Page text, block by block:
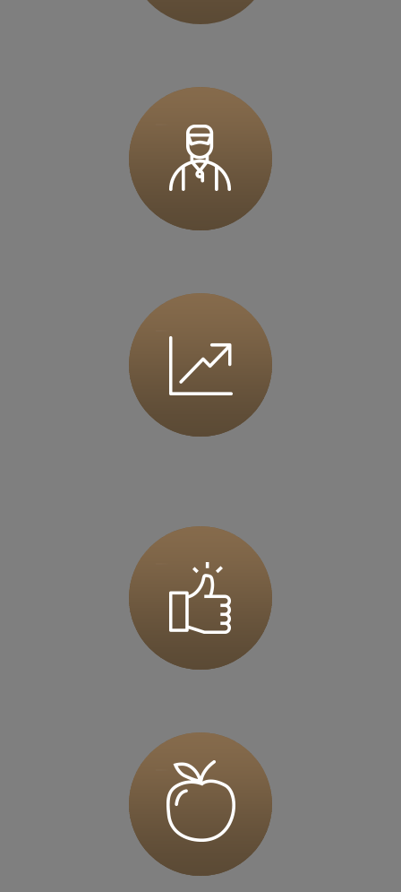
36 MINUT Gostyń
ul. Ogrodowa 9
63-800 Gostyń
Zapisz mnie
36 MINUT Iława
36 MINUT Inowrocław
ul. Marulewska 7
88-100 Inowrocław
Zapisz mnie
36 MINUT Jarocin
36 MINUT Jaworzno
ul. Katowicka 47
43-603 Jaworzno
Zapisz mnie
36 MINUT Kalisz
36 MINUT Kamionki
ul. Poznańska 117
62-023 Kamionki
Zapisz mnie
36 MINUT Karczówka